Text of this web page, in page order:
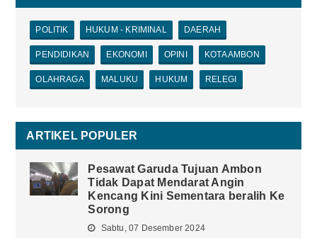
POLITIK HUKUM - KRIMINAL DAERAH
PENDIDIKAN EKONOMI OPINI KOTA AMBON
OLAHRAGA MALUKU HUKUM RELEGI
ARTIKEL POPULER
Pesawat Garuda Tujuan Ambon
Tidak Dapat Mendarat Angin
Kencang Kini Sementara beralih Ke
Sorong
Sabtu, 07 Desember 2024